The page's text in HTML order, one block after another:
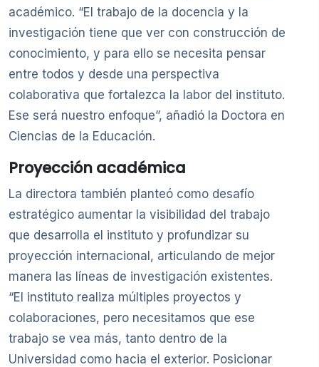
académico. “El trabajo de la docencia y la
investigación tiene que ver con construcción de
conocimiento, y para ello se necesita pensar
entre todos y desde una perspectiva
colaborativa que fortalezca la labor del instituto.
Ese será nuestro enfoque”, añadió la Doctora en
Ciencias de la Educación.
Proyección académica
La directora también planteó como desafío
estratégico aumentar la visibilidad del trabajo
que desarrolla el instituto y profundizar su
proyección internacional, articulando de mejor
manera las líneas de investigación existentes.
“El instituto realiza múltiples proyectos y
colaboraciones, pero necesitamos que ese
trabajo se vea más, tanto dentro de la
Universidad como hacia el exterior. Posicionar